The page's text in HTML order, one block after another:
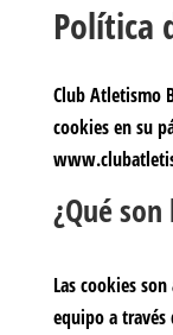
Política
Club Atletismo
cookies en su
¿Qué
Las cookies
equipo a través